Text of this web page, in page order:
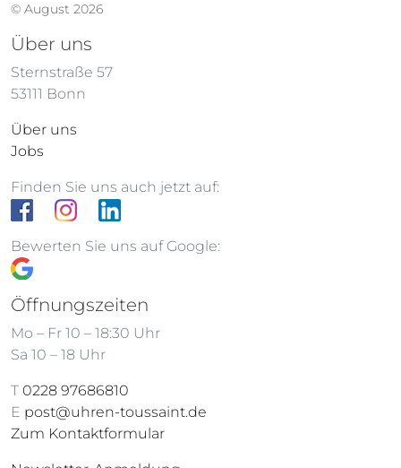
© August 2026
Über uns
Sternstraße 57
53111 Bonn
Über uns
Jobs
Finden Sie uns auch jetzt auf:
Bewerten Sie uns auf Google:
Öffnungszeiten
Mo – Fr 10 – 18:30 Uhr
Sa 10 – 18 Uhr
T 0228 97686810
E post@uhren-toussaint.de
Zum Kontaktformular